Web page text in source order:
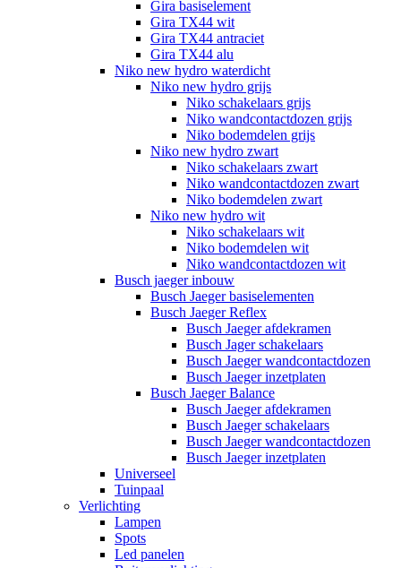
Gira basiselement
Gira TX44 wit
Gira TX44 antraciet
Gira TX44 alu
Niko new hydro waterdicht
Niko new hydro grijs
Niko schakelaars grijs
Niko wandcontactdozen grijs
Niko bodemdelen grijs
Niko new hydro zwart
Niko schakelaars zwart
Niko wandcontactdozen zwart
Niko bodemdelen zwart
Niko new hydro wit
Niko schakelaars wit
Niko bodemdelen wit
Niko wandcontactdozen wit
Busch jaeger inbouw
Busch Jaeger basiselementen
Busch Jaeger Reflex
Busch Jaeger afdekramen
Busch Jager schakelaars
Busch Jaeger wandcontactdozen
Busch Jaeger inzetplaten
Busch Jaeger Balance
Busch Jaeger afdekramen
Busch Jaeger schakelaars
Busch Jaeger wandcontactdozen
Busch Jaeger inzetplaten
Universeel
Tuinpaal
Verlichting
Lampen
Spots
Led panelen